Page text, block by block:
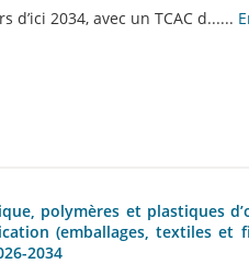
2034, avec un TCAC d......
polymères et plastiques
(emballages, textiles et
2034